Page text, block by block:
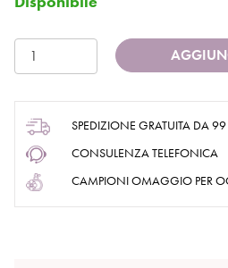
SPEDIZIONE GRATUITA DA
CONSULENZA TELEFONICA
CAMPIONI OMAGGIO PER